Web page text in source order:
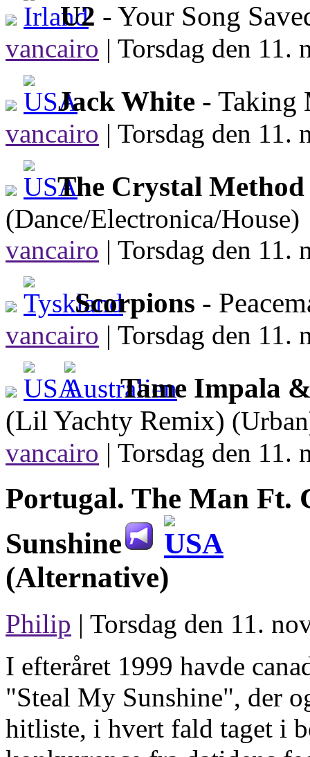
U2 - Your Song
vancairo | Torsdag den 11.
Jack White - Taking
vancairo | Torsdag den 11.
The Crystal
(Dance/Electronica/House)
vancairo | Torsdag den 11.
Scorpions -
vancairo | Torsdag den 11.
Tame Impala
(Lil Yachty Remix)
vancairo | Torsdag den 11.
Portugal. The Man
Sunshine
(Alternative)
Philip | Torsdag den 11.
I efteråret 1999 havde
"Steal My Sunshine", der
hitliste, i hvert fald taget i